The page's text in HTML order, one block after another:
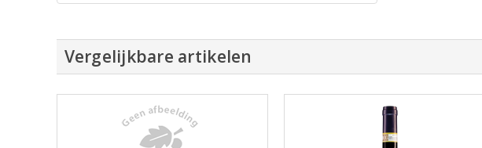
Vergelijkbare artikelen